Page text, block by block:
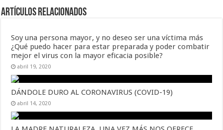
Artículos Relacionados
Soy una persona mayor, y no deseo ser una víctima más
¿Qué puedo hacer para estar preparada y poder combatir
mejor el virus con la mayor eficacia posible?
abril 19, 2020
DÁNDOLE DURO AL CORONAVIRUS (COVID-19)
abril 14, 2020